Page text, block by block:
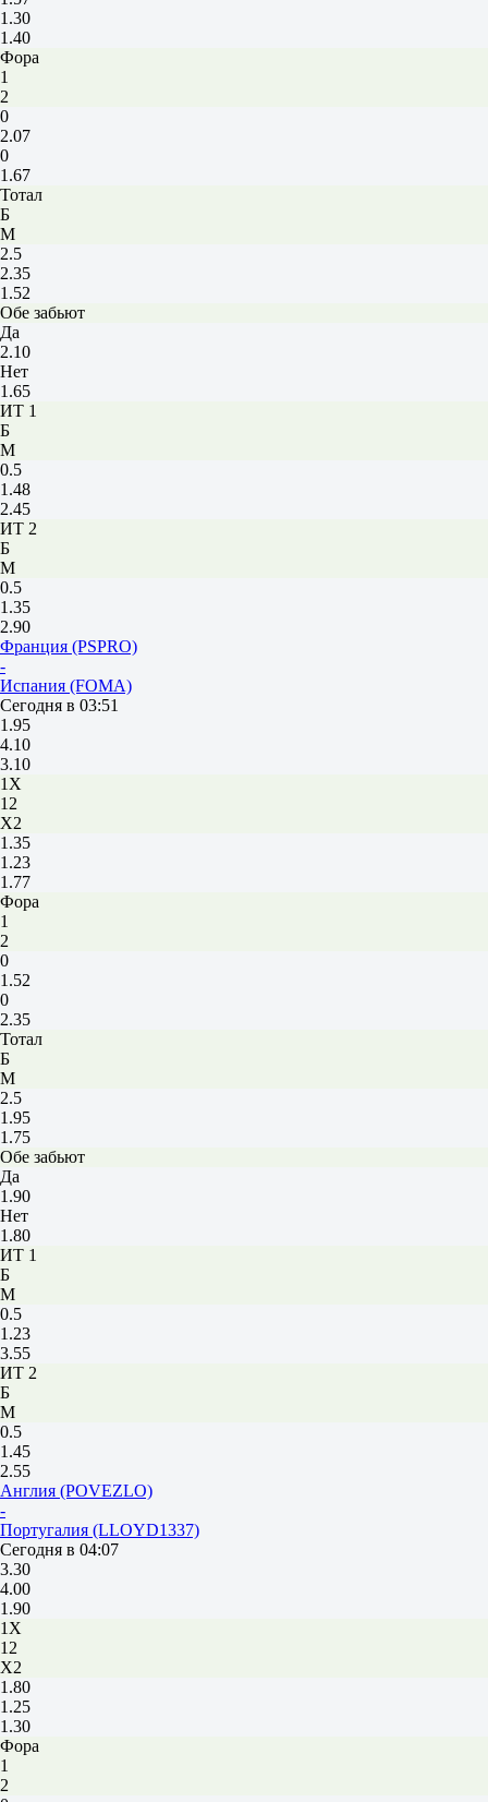
1.30
1.40
Фора
1
2
0
2.07
0
1.67
Тотал
Б
М
2.5
2.35
1.52
Обе забьют
Да
2.10
Нет
1.65
ИТ 1
Б
М
0.5
1.48
2.45
ИТ 2
Б
М
0.5
1.35
2.90
Франция (PSPRO)
-
Испания (FOMA)
Сегодня в 03:51
1.95
4.10
3.10
1X
12
X2
1.35
1.23
1.77
Фора
1
2
0
1.52
0
2.35
Тотал
Б
М
2.5
1.95
1.75
Обе забьют
Да
1.90
Нет
1.80
ИТ 1
Б
М
0.5
1.23
3.55
ИТ 2
Б
М
0.5
1.45
2.55
Англия (POVEZLO)
-
Португалия (LLOYD1337)
Сегодня в 04:07
3.30
4.00
1.90
1X
12
X2
1.80
1.25
1.30
Фора
1
2